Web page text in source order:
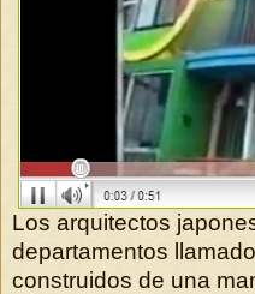
Los arquitectos
departamentos
construidos de una